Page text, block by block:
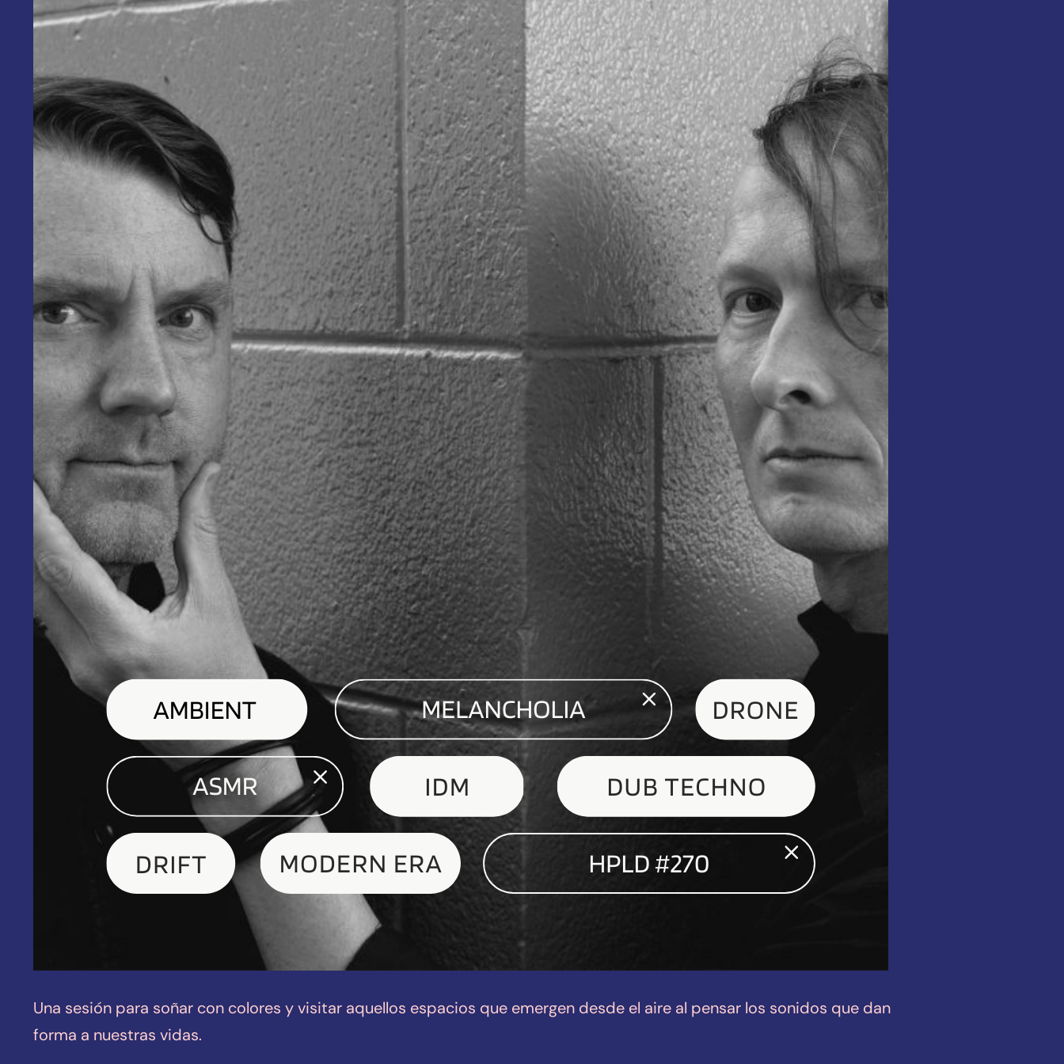
Una sesión para soñar con colores y visitar aquellos espacios que emergen desde el aire al pensar los sonidos que dan
forma a nuestras vidas.